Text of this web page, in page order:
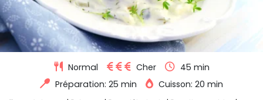
Normal Cher
45 min
Préparation: 25 min
Cuisson: 20 min